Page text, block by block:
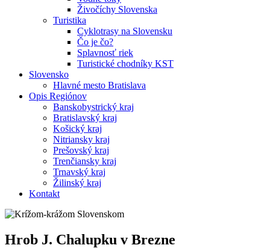
Živočíchy Slovenska
Turistika
Cyklotrasy na Slovensku
Čo je čo?
Splavnosť riek
Turistické chodníky KST
Slovensko
Hlavné mesto Bratislava
Opis Regiónov
Banskobystrický kraj
Bratislavský kraj
Košický kraj
Nitriansky kraj
Prešovský kraj
Trenčiansky kraj
Trnavský kraj
Žilinský kraj
Kontakt
Hrob J. Chalupku v Brezne